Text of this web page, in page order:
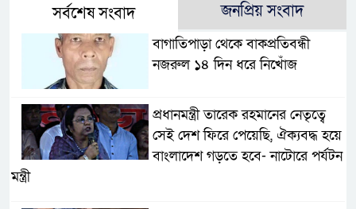
সর্বশেষ সংবাদ জনপ্রিয় সংবাদ
বাগাতিপাড়া থেকে বাকপ্রতিবন্ধী
নজরুল ১৪ দিন ধরে নিখোঁজ
প্রধানমন্ত্রী তারেক রহমানের নেতৃত্বে
সেই দেশ ফিরে পেয়েছি, ঐক্যবদ্ধ হয়ে
বাংলাদেশ গড়তে হবে- নাটোরে পর্যটন
মন্ত্রী